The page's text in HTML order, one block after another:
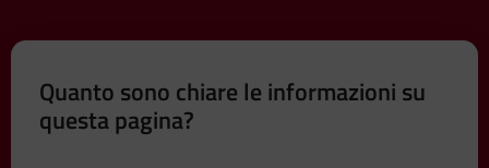
Quanto sono chiare le informazioni su
questa pagina?